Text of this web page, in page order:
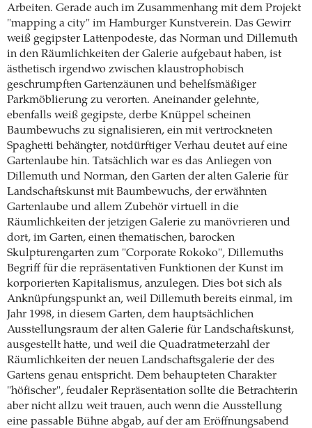
Arbeiten. Gerade auch im Zusammenhang mit dem Projekt
"mapping a city" im Hamburger Kunstverein. Das Gewirr
weiß gegipster Lattenpodeste, das Norman und Dillemuth
in den Räumlichkeiten der Galerie aufgebaut haben, ist
ästhetisch irgendwo zwischen klaustrophobisch
geschrumpften Gartenzäunen und behelfsmäßiger
Parkmöblierung zu verorten. Aneinander gelehnte,
ebenfalls weiß gegipste, derbe Knüppel scheinen
Baumbewuchs zu signalisieren, ein mit vertrockneten
Spaghetti behängter, notdürftiger Verhau deutet auf eine
Gartenlaube hin. Tatsächlich war es das Anliegen von
Dillemuth und Norman, den Garten der alten Galerie für
Landschaftskunst mit Baumbewuchs, der erwähnten
Gartenlaube und allem Zubehör virtuell in die
Räumlichkeiten der jetzigen Galerie zu manövrieren und
dort, im Garten, einen thematischen, barocken
Skulpturengarten zum "Corporate Rokoko", Dillemuths
Begriff für die repräsentativen Funktionen der Kunst im
korporierten Kapitalismus, anzulegen. Dies bot sich als
Anknüpfungspunkt an, weil Dillemuth bereits einmal, im
Jahr 1998, in diesem Garten, dem hauptsächlichen
Ausstellungsraum der alten Galerie für Landschaftskunst,
ausgestellt hatte, und weil die Quadratmeterzahl der
Räumlichkeiten der neuen Landschaftsgalerie der des
Gartens genau entspricht. Dem behaupteten Charakter
"höfischer", feudaler Repräsentation sollte die Betrachterin
aber nicht allzu weit trauen, auch wenn die Ausstellung
eine passable Bühne abgab, auf der am Eröffnungsabend